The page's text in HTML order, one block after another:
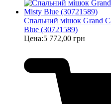
Спальний мішок Grand
Blue (30721589)
Цена:5 772,00 грн